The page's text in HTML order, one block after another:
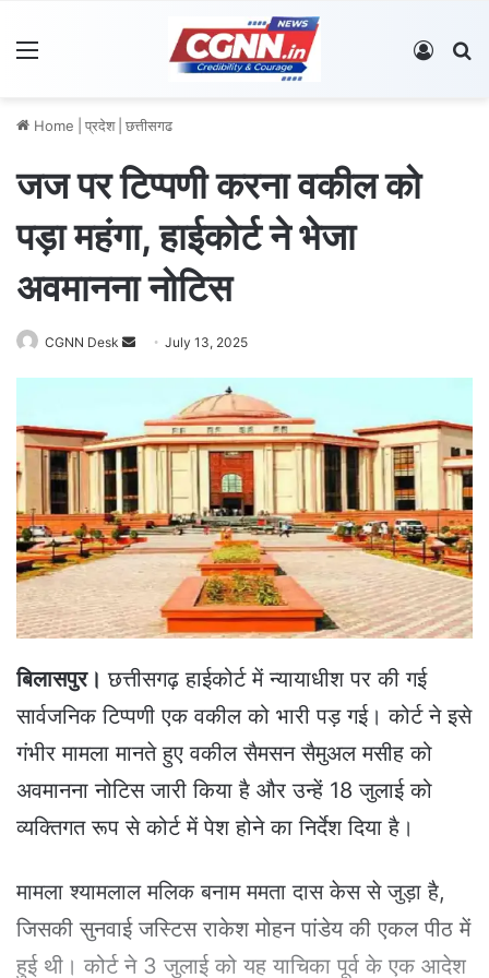
Log In
Home प्रदेश छत्तीसगढ
जज पर टिप्पणी करना वकील को
पड़ा महंगा, हाईकोर्ट ने भेजा
अवमानना नोटिस
CGNN Desk
a
n
e
m
a
July 13, 2025
बिलासपुर। छत्तीसगढ़ हाईकोर्ट में न्यायाधीश पर की गई
सार्वजनिक टिप्पणी एक वकील को भारी पड़ गई। कोर्ट ने इसे
गंभीर मामला मानते हुए वकील सैमसन सैमुअल मसीह को
अवमानना नोटिस जारी किया है और उन्हें 18 जुलाई को
व्यक्तिगत रूप से कोर्ट में पेश होने का निर्देश दिया है।
मामला श्यामलाल मलिक बनाम ममता दास केस से जुड़ा है,
जिसकी सुनवाई जस्टिस राकेश मोहन पांडेय की एकल पीठ में
हुई थी। कोर्ट ने 3 जुलाई को यह याचिका पूर्व के एक आदेश